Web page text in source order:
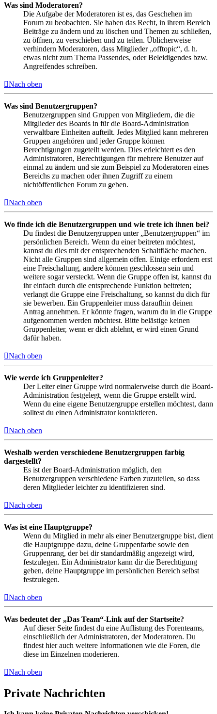
Was sind Moderatoren?
Die Aufgabe der Moderatoren ist es, das Geschehen im
Forum zu beobachten. Sie haben das Recht, in ihrem Bereich
Beiträge zu ändern und zu löschen und Themen zu schließen,
zu öffnen, zu verschieben und zu teilen. Üblicherweise
verhindern Moderatoren, dass Mitglieder „offtopic“, d. h.
etwas nicht zum Thema Passendes, oder Beleidigendes bzw.
Angreifendes schreiben.
Nach oben
Was sind Benutzergruppen?
Benutzergruppen sind Gruppen von Mitgliedern, die die
Mitglieder des Boards in für die Board-Administration
verwaltbare Einheiten aufteilt. Jedes Mitglied kann mehreren
Gruppen angehören und jeder Gruppe können
Berechtigungen zugeteilt werden. Dies erleichtert es den
Administratoren, Berechtigungen für mehrere Benutzer auf
einmal zu ändern und sie zum Beispiel zu Moderatoren eines
Bereichs zu machen oder ihnen Zugriff zu einem
nichtöffentlichen Forum zu geben.
Nach oben
Wo finde ich die Benutzergruppen und wie trete ich ihnen bei?
Du findest die Benutzergruppen unter „Benutzergruppen“ im
persönlichen Bereich. Wenn du einer beitreten möchtest,
kannst du dies mit der entsprechenden Schaltfläche machen.
Nicht alle Gruppen sind allgemein offen. Einige erfordern erst
eine Freischaltung, andere können geschlossen sein und
weitere sogar versteckt. Wenn die Gruppe offen ist, kannst du
ihr einfach durch die entsprechende Funktion beitreten;
verlangt die Gruppe eine Freischaltung, so kannst du dich für
sie bewerben. Ein Gruppenleiter muss daraufhin deinen
Antrag annehmen. Er könnte fragen, warum du in die Gruppe
aufgenommen werden möchtest. Bitte belästige keinen
Gruppenleiter, wenn er dich ablehnt, er wird einen Grund
dafür haben.
Nach oben
Wie werde ich Gruppenleiter?
Der Leiter einer Gruppe wird normalerweise durch die Board-
Administration festgelegt, wenn die Gruppe erstellt wird.
Wenn du eine eigene Benutzergruppe erstellen möchtest, dann
solltest du einen Administrator kontaktieren.
Nach oben
Weshalb werden verschiedene Benutzergruppen farbig
dargestellt?
Es ist der Board-Administration möglich, den
Benutzergruppen verschiedene Farben zuzuteilen, so dass
deren Mitglieder leichter zu identifizieren sind.
Nach oben
Was ist eine Hauptgruppe?
Wenn du Mitglied in mehr als einer Benutzergruppe bist, dient
die Hauptgruppe dazu, deine Gruppenfarbe sowie den
Gruppenrang, der bei dir standardmäßig angezeigt wird,
festzulegen. Ein Administrator kann dir die Berechtigung
geben, deine Hauptgruppe im persönlichen Bereich selbst
festzulegen.
Nach oben
Was bedeutet der „Das Team“-Link auf der Startseite?
Auf dieser Seite findest du eine Auflistung des Forenteams,
einschließlich der Administratoren, der Moderatoren. Du
findest hier auch weitere Informationen wie die Foren, die
diese im Einzelnen moderieren.
Nach oben
Private Nachrichten